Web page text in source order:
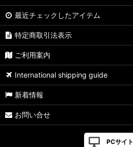
最近チェックしたアイテム
特定商取引法表示
ご利用案内
International shipping guide
新着情報
お問い合せ
PCサイト